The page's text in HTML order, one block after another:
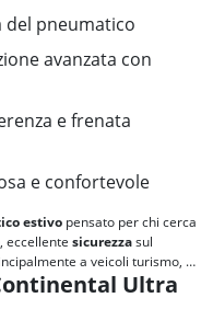
del pneumatico
avanzata con
e frenata
e confortevole
estivo pensato per chi cerca
, eccellente sicurezzasul
a veicoli turismo, a
Ultra